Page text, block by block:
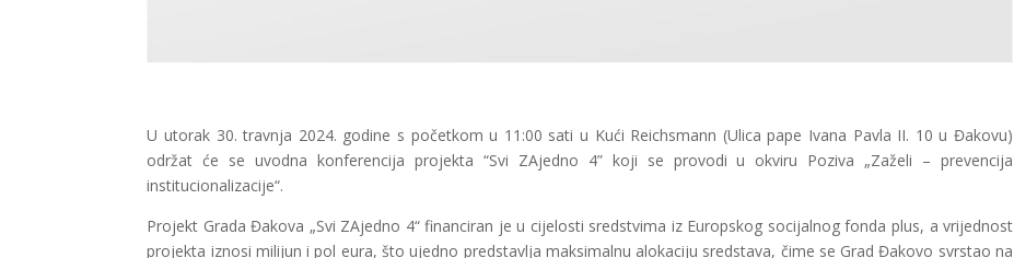
U utorak 30. travnja 2024. godine s početkom u 11:00 sati u Kući Reichsmann (Ulica pape Ivana Pavla II. 10 u Đakovu)
održat će se uvodna konferencija projekta “Svi ZAjedno 4” koji se provodi u okviru Poziva „Zaželi – prevencija
institucionalizacije“.
Projekt Grada Đakova „Svi ZAjedno 4“ financiran je u cijelosti sredstvima iz Europskog socijalnog fonda plus, a vrijednost
projekta iznosi milijun i pol eura, što ujedno predstavlja maksimalnu alokaciju sredstava, čime se Grad Đakovo svrstao na